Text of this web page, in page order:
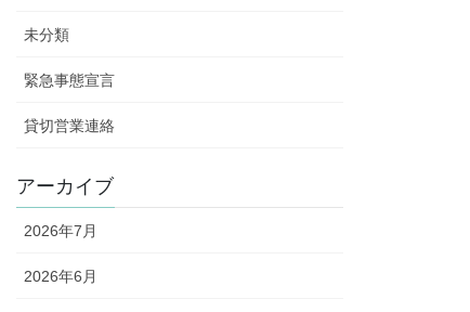
未分類
緊急事態宣言
貸切営業連絡
アーカイブ
2026年7月
2026年6月